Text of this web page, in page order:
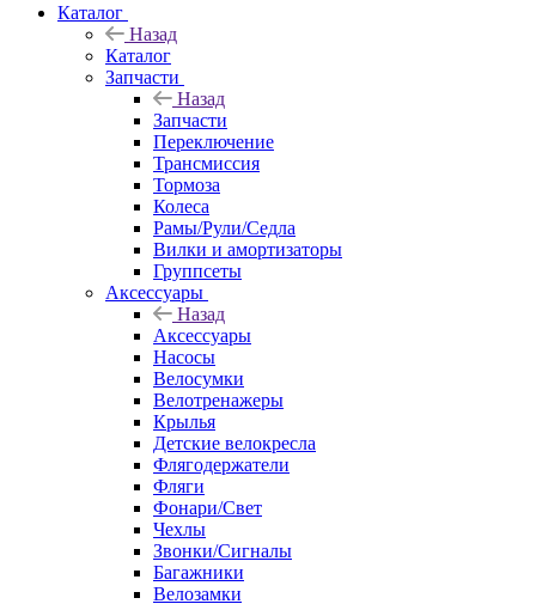
Каталог
Назад
Каталог
Запчасти
Назад
Запчасти
Переключение
Трансмиссия
Тормоза
Колеса
Рамы/Рули/Седла
Вилки и амортизаторы
Группсеты
Аксессуары
Назад
Аксессуары
Насосы
Велосумки
Велотренажеры
Крылья
Детские велокресла
Флягодержатели
Фляги
Фонари/Свет
Чехлы
Звонки/Сигналы
Багажники
Велозамки